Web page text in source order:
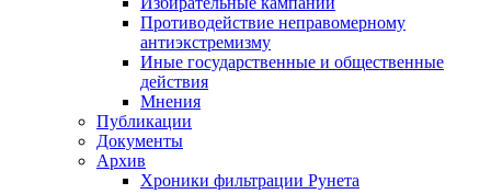
Противодействие неправомерному
антиэкстремизму
Иные государственные и общественные
действия
Мнения
Публикации
Документы
Архив
Хроники фильтрации Рунета